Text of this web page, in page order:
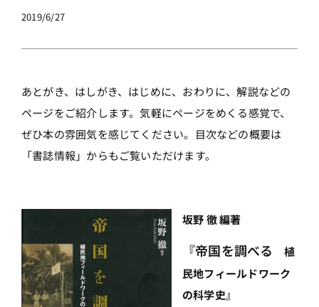
2019/6/27
あとがき、はしがき、はじめに、おわりに、解説などの
ページをご紹介します。気軽にページをめくる感覚で、
ぜひ本の雰囲気を感じてください。目次などの概要は
「書誌情報」からもご覧いただけます。
坂野 徹 編著
『帝国を調べる
植
民地フィールドワーク
の科学史』